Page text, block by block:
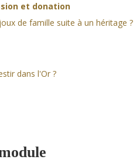
et donation
de famille suite à un héritage ?
dans l'Or ?